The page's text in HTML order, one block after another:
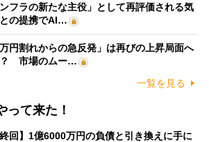
フラの新たな主役」として再評価される気
の提携でAI…
円割れからの急反発」は再びの上昇局面へ
？ 市場のムー…
一覧を見る
って来た！
終回】1億6000万円の負債と引き換えに手に